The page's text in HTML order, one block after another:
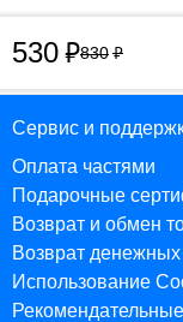
530 830
Сервис и
Оплата частями
Подарочные
Возврат и обмен
Возврат денежных
Использование